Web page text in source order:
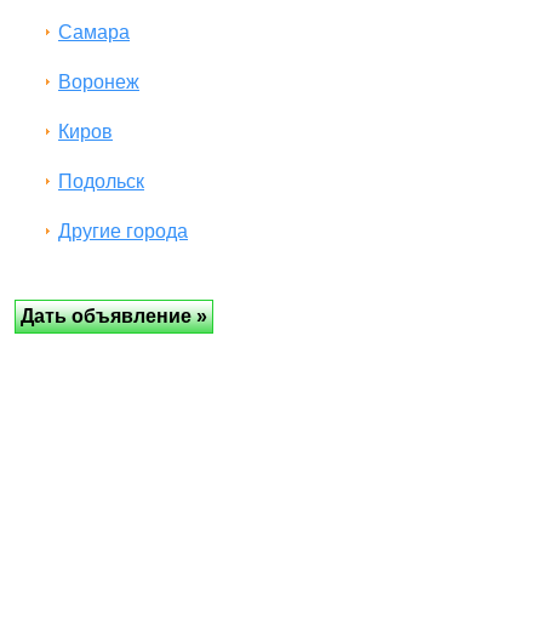
Самара
Воронеж
Киров
Подольск
Другие города